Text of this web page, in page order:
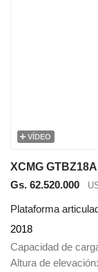
VÍDEO
XCMG
Gs. 62.520.000
Plataforma
2018
Capacidad de
Altura de elevación